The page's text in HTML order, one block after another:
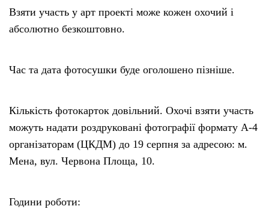
Взяти участь у арт проекті може кожен охочий і
абсолютно безкоштовно.
Час та дата фотосушки буде оголошено пізніше.
Кількість фотокарток довільний. Охочі взяти участь
можуть надати роздруковані фотографії формату А-4
організаторам (ЦКДМ) до 19 серпня за адресою: м.
Мена, вул. Червона Площа, 10.
Години роботи: